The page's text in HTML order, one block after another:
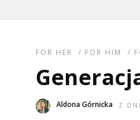
FOR HER / FOR HIM /
Aldona Górnicka Z